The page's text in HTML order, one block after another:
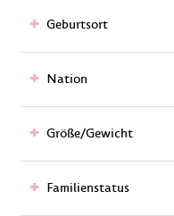
Geburtsort
Nation
Größe/Gewicht
Familienstatus